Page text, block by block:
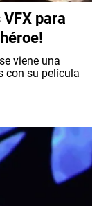
para
viene una
con su película